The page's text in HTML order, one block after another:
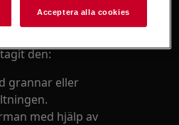
den:
grannar eller
med hjälp av
Acceptera alla cookies